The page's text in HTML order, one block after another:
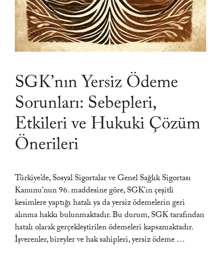
SGK’nın Yersiz Ödeme
Sorunları: Sebepleri,
Etkileri ve Hukuki Çözüm
Önerileri
Türkiye’de, Sosyal Sigortalar ve Genel Sağlık Sigortası
Kanunu’nun 96. maddesine göre, SGK’ın çeşitli
kesimlere yaptığı hatalı ya da yersiz ödemelerin geri
alınma hakkı bulunmaktadır. Bu durum, SGK tarafından
hatalı olarak gerçekleştirilen ödemeleri kapsamaktadır.
İşverenler, bireyler ve hak sahipleri, yersiz ödeme …